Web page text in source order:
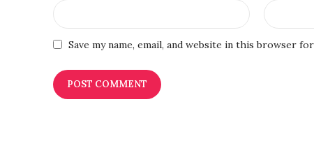
Save my name, email, and website in this browser